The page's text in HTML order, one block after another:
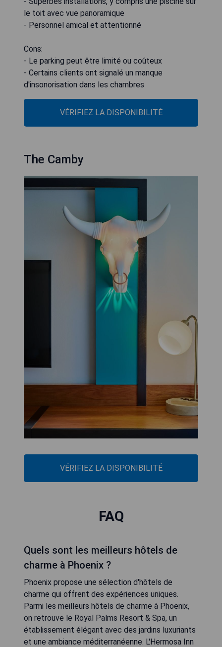
le toit avec vue panoramique
- Personnel amical et attentionné
Cons:
- Le parking peut être limité ou coûteux
- Certains clients ont signalé un manque
d'insonorisation dans les chambres
VÉRIFIEZ LA DISPONIBILITÉ
The Camby
VÉRIFIEZ LA DISPONIBILITÉ
FAQ
Quels sont les meilleurs hôtels de
charme à Phoenix ?
Phoenix propose une sélection d'hôtels de
charme qui offrent des expériences uniques.
Parmi les meilleurs hôtels de charme à Phoenix,
on retrouve le Royal Palms Resort & Spa, un
établissement élégant avec des jardins luxuriants
et une ambiance méditerranéenne. L'Hermosa Inn